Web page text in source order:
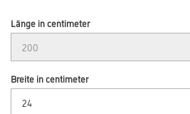
Länge in centimeter
Breite in centimeter